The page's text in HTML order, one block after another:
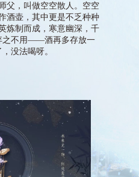
父，叫做空空散人。空空
酒壶，其中更是不乏种种
炼制而成，寒意幽深，千
之不用——酒再多存放一
没法喝呀。